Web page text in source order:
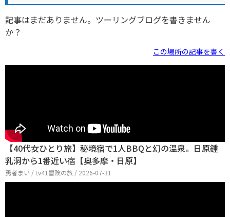
記事はまだありません。ツーリングブログを書きません
か？
この場所の記事を書く
【40代女ひとり旅】秘境宿で1人BBQと幻の温泉。日原鍾
乳洞から1番近い宿【奥多摩・日原】
勇者まい / Lv41冒険の旅 / 2026-07-31